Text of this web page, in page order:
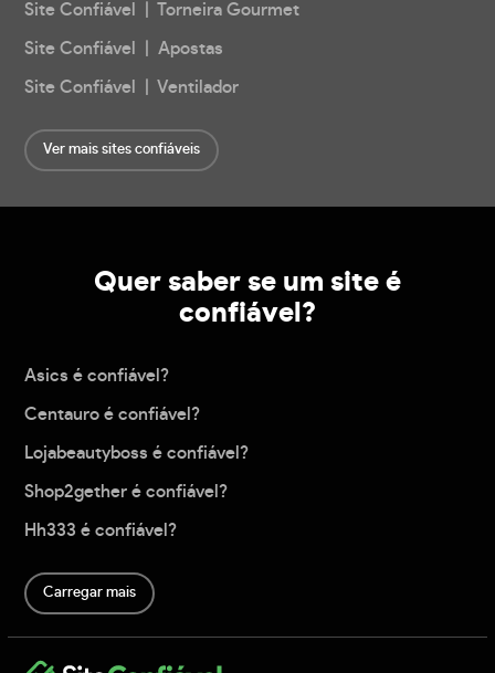
Site Confiável | Torneira Gourmet
Site Confiável | Apostas
Site Confiável | Ventilador
Ver mais sites confiáveis
Quer saber se um site é
confiável?
Asics é confiável?
Centauro é confiável?
Lojabeautyboss é confiável?
Shop2gether é confiável?
Hh333 é confiável?
Carregar mais